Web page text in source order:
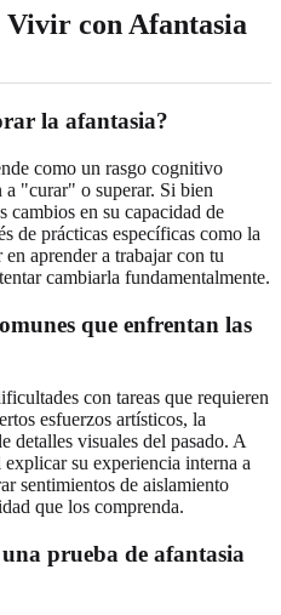
Vivir con Afantasia
la afantasia?
como un rasgo cognitivo
a "curar" o superar. Si bien
cambios en su capacidad de
de prácticas específicas como la
aprender a trabajar con tu
cambiarla fundamentalmente.
que enfrentan las
con tareas que requieren
esfuerzos artísticos, la
detalles visuales del pasado. A
su experiencia interna a
sentimientos de aislamiento
que los comprenda.
prueba de afantasia